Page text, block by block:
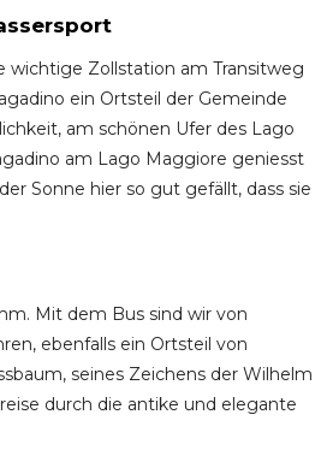
wichtige Zollstation am Transitweg
ein Ortsteil der Gemeinde
am schönen Ufer des Lago
am Lago Maggiore geniesst
Sonne hier so gut gefällt, dass sie
Mit dem Bus sind wir von
ebenfalls ein Ortsteil von
seines Zeichens der Wilhelm
durch die antike und elegante